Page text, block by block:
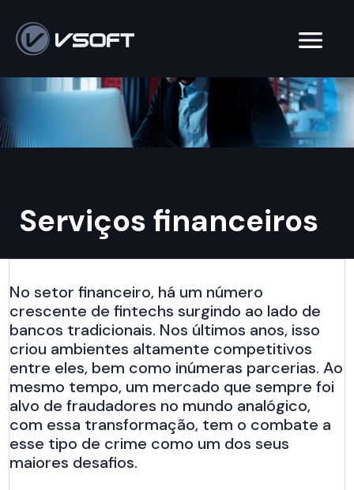
Serviços financeiros
No setor financeiro, há um número
crescente de fintechs surgindo ao lado de
bancos tradicionais. Nos últimos anos, isso
criou ambientes altamente competitivos
entre eles, bem como inúmeras parcerias. Ao
mesmo tempo, um mercado que sempre foi
alvo de fraudadores no mundo analógico,
com essa transformação, tem o combate a
esse tipo de crime como um dos seus
maiores desafios.